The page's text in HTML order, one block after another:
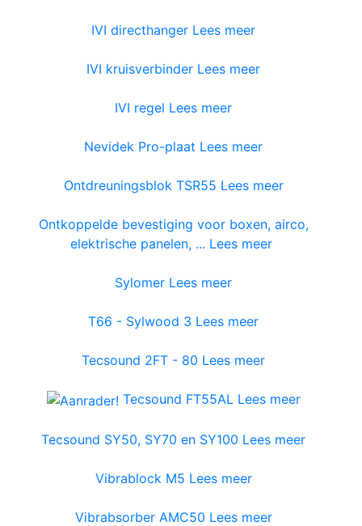
IVI directhanger Lees meer
IVI kruisverbinder Lees meer
IVI regel Lees meer
Nevidek Pro-plaat Lees meer
Ontdreuningsblok TSR55 Lees meer
Ontkoppelde bevestiging voor boxen, airco,
elektrische panelen, ... Lees meer
Sylomer Lees meer
T66 - Sylwood 3 Lees meer
Tecsound 2FT - 80 Lees meer
Tecsound FT55AL Lees meer
Tecsound SY50, SY70 en SY100 Lees meer
Vibrablock M5 Lees meer
Vibrabsorber AMC50 Lees meer